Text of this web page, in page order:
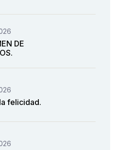
DE
felicidad.